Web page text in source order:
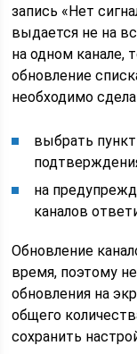
запись «Нет
выдается не на
на одном канале,
обновление
необходимо
выбрать
на
каналов
Обновление
время, поэтому
обновления на
общего
сохранить